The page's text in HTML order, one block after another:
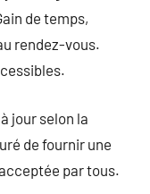
de temps,
rendez-vous.
jour selon la
de fournir une
par tous.